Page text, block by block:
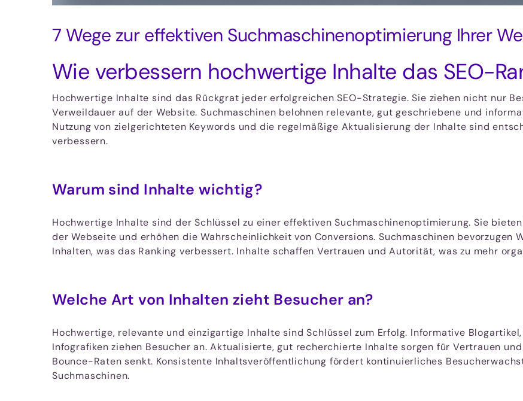
7 Wege zur effektiven Suchmaschinenoptimierung Ihrer
Wie verbessern hochwertige Inhalte das SEO-
Hochwertige Inhalte sind das Rückgrat jeder erfolgreichen SEO-Strategie. Sie ziehen nicht nur
Verweildauer auf der Website. Suchmaschinen belohnen relevante, gut geschriebene und
Nutzung von zielgerichteten Keywords und die regelmäßige Aktualisierung der Inhalte sind
verbessern.
Warum sind Inhalte wichtig?
Hochwertige Inhalte sind der Schlüssel zu einer effektiven Suchmaschinenoptimierung. Sie
der Webseite und erhöhen die Wahrscheinlichkeit von Conversions. Suchmaschinen
Inhalten, was das Ranking verbessert. Inhalte schaffen Vertrauen und Autorität, was zu mehr
Welche Art von Inhalten zieht Besucher an?
Hochwertige, relevante und einzigartige Inhalte sind Schlüssel zum Erfolg. Informative
Infografiken ziehen Besucher an. Aktualisierte, gut recherchierte Inhalte sorgen für Vertrauen
Bounce-Raten senkt. Konsistente Inhaltsveröffentlichung fördert kontinuierliches
Suchmaschinen.